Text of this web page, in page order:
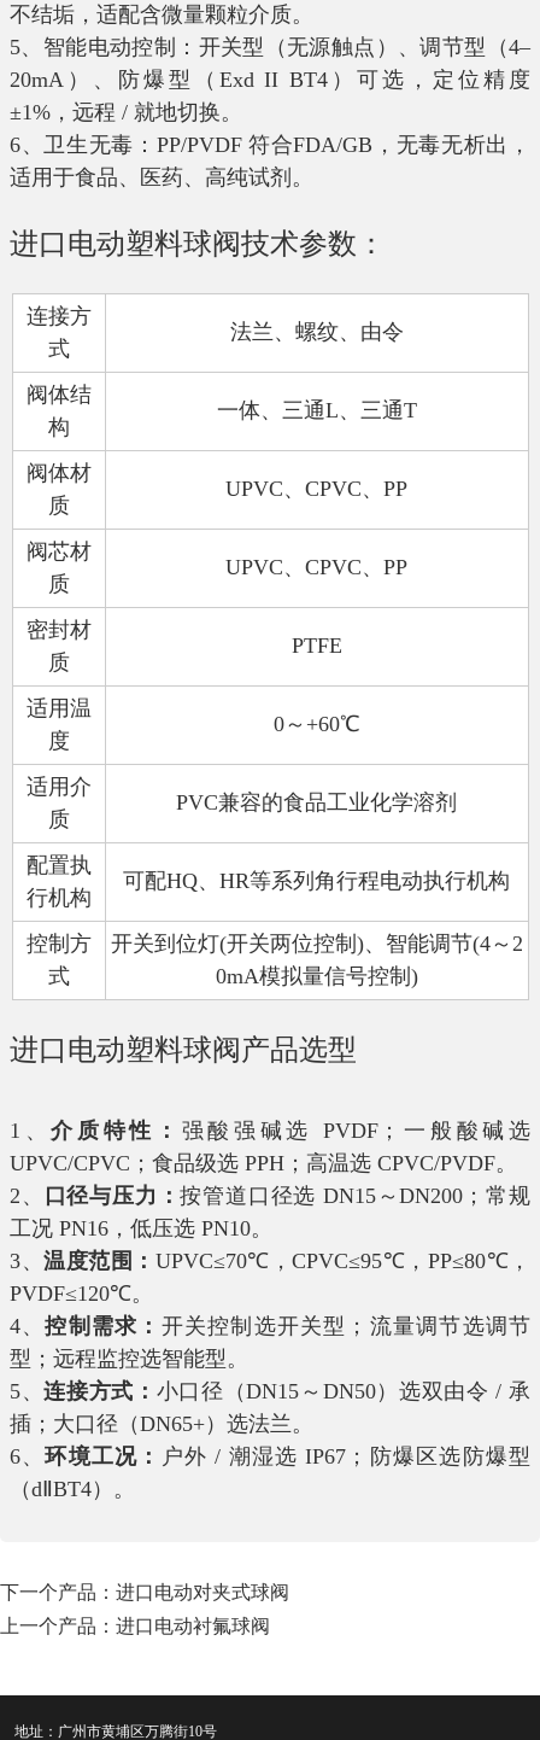
不结垢，适配含微量颗粒介质。
5、 智能电动控制：开关型（无源触点）、调节型（4–
20mA ）、防爆型（Exd II BT4）可选，定位精度
±1% ，远程 / 就地切换。
6、卫生无毒： PP/PVDF符合FDA/GB ，无毒无析出，
适用于食品、医药、高纯试剂。
进口电动塑料球阀技术参数：
连接方
式
法兰、螺纹、由令
阀体结
构
一体、三通L、三通T
阀体材
质
UPVC、 CPVC、 PP
阀芯材
质
UPVC、 CPVC、 PP
密封材
质
PTFE
适用温
度
0～ +60℃
适用介
质
PVC兼容的食品工业化学溶剂
配置执
行机构
可配HQ、 HR等系列角行程电动执行机构
控制方
式
开关到位灯(开关两位控制 )、智能调节(4～ 2
0mA模拟量信号控制 )
进口电动塑料球阀产品选型
1、介质特性： 强酸强碱选 PVDF；一般酸碱选
UPVC/CPVC ；食品级选 PPH ；高温选 CPVC/PVDF。
2、
口径与压力：按管道口径选 DN15～DN200 ；常规
工况 PN16 ，低压选 PN10。
3、温度范围： UPVC≤70℃，CPVC≤95℃， PP≤80℃，
PVDF≤120℃。
4、控制需求： 开关控制选开关型；流量调节选调节
型；远程监控选智能型。
5、连接方式： 小口径（DN15 ～ DN50）选双由令 / 承
插；大口径（DN65+）选法兰。
6、环境工况： 户外 / 潮湿选 IP67 ；防爆区选防爆型
（dⅡBT4）。
下一个产品： 进口电动对夹式球阀
上一个产品： 进口电动衬氟球阀
地址：广州市黄埔区万腾街10号